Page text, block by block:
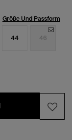
Größe Und Passform
44 46